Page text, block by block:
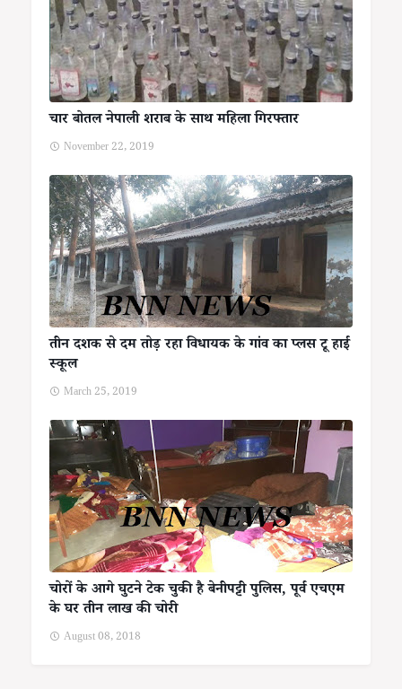
चार बोतल नेपाली शराब के साथ महिला गिरफ्तार
November 22, 2019
तीन दशक से दम तोड़ रहा विधायक के गांव का प्लस टू हाई
स्कूल
March 25, 2019
चोरों के आगे घुटने टेक चुकी है बेनीपट्टी पुलिस, पूर्व एचएम
के घर तीन लाख की चोरी
August 08, 2018